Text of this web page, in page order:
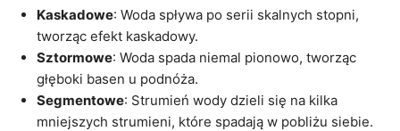
Kaskadowe: Woda spływa po serii skalnych stopni,
tworząc efekt kaskadowy.
Sztormowe: Woda spada niemal pionowo, tworząc
głęboki basen u podnóża.
Segmentowe: Strumień wody dzieli się na kilka
mniejszych strumieni, które spadają w pobliżu siebie.